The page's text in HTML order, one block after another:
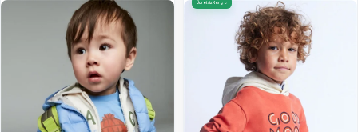
Ücretsiz Kargo